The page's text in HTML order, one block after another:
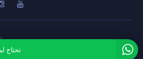
Inc. All Rights Reserved.
تحتاج